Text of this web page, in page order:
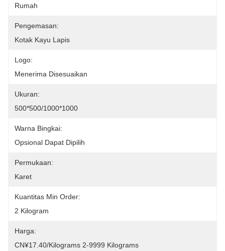
Rumah
Pengemasan:
Kotak Kayu Lapis
Logo:
Menerima Disesuaikan
Ukuran:
500*500/1000*1000
Warna Bingkai:
Opsional Dapat Dipilih
Permukaan:
Karet
Kuantitas Min Order:
2 Kilogram
Harga:
CN¥17.40/kilograms 2-9999 Kilograms